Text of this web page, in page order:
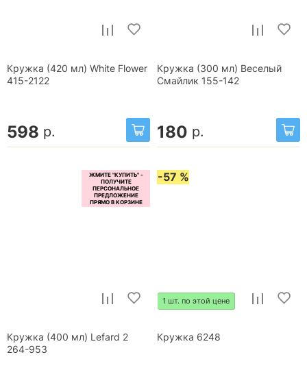
Кружка (420 мл) White Flower
415-2122
598 р.
Кружка (300 мл) Веселый
Смайлик 155-142
180 р.
Кружка (400 мл) Lefard 2
264-953
-57 %
1 шт. по этой цене
Кружка 6248